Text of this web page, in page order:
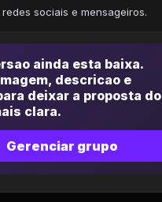
redes sociais e mensageiros.
ainda esta baixa.
descricao e
deixar a proposta do
clara.
Gerenciar grupo